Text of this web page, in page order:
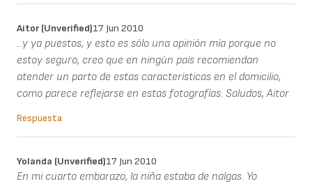
Aitor (unverified)17 Jun 2010
...y ya puestos, y esto es sólo una opinión mía porque no
estoy seguro, creo que en ningún país recomiendan
atender un parto de estas características en el domicilio,
como parece reflejarse en estas fotografías. Saludos, Aitor
Respuesta
Yolanda (unverified)17 Jun 2010
En mi cuarto embarazo, la niña estaba de nalgas. Yo